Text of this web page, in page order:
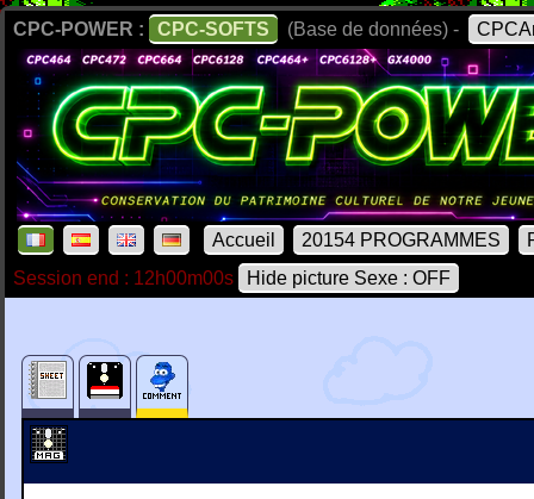
CPC-POWER : CPC-SOFTS (Base de données) -
Accueil 20154 PROGRAMMES
Session end : 12h00m00s
Hide picture Sexe : OFF